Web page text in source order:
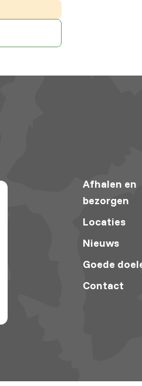
Afhalen en
bezorgen
Locaties
Nieuws
Goede
Contact